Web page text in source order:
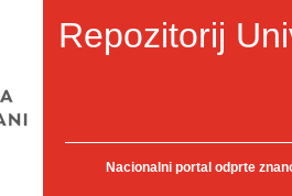
Repozitorij
Nacionalni portal odprte